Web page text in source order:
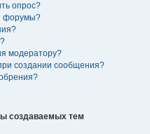
опрос?
форумы?
модератору?
создании сообщения?
создаваемых тем